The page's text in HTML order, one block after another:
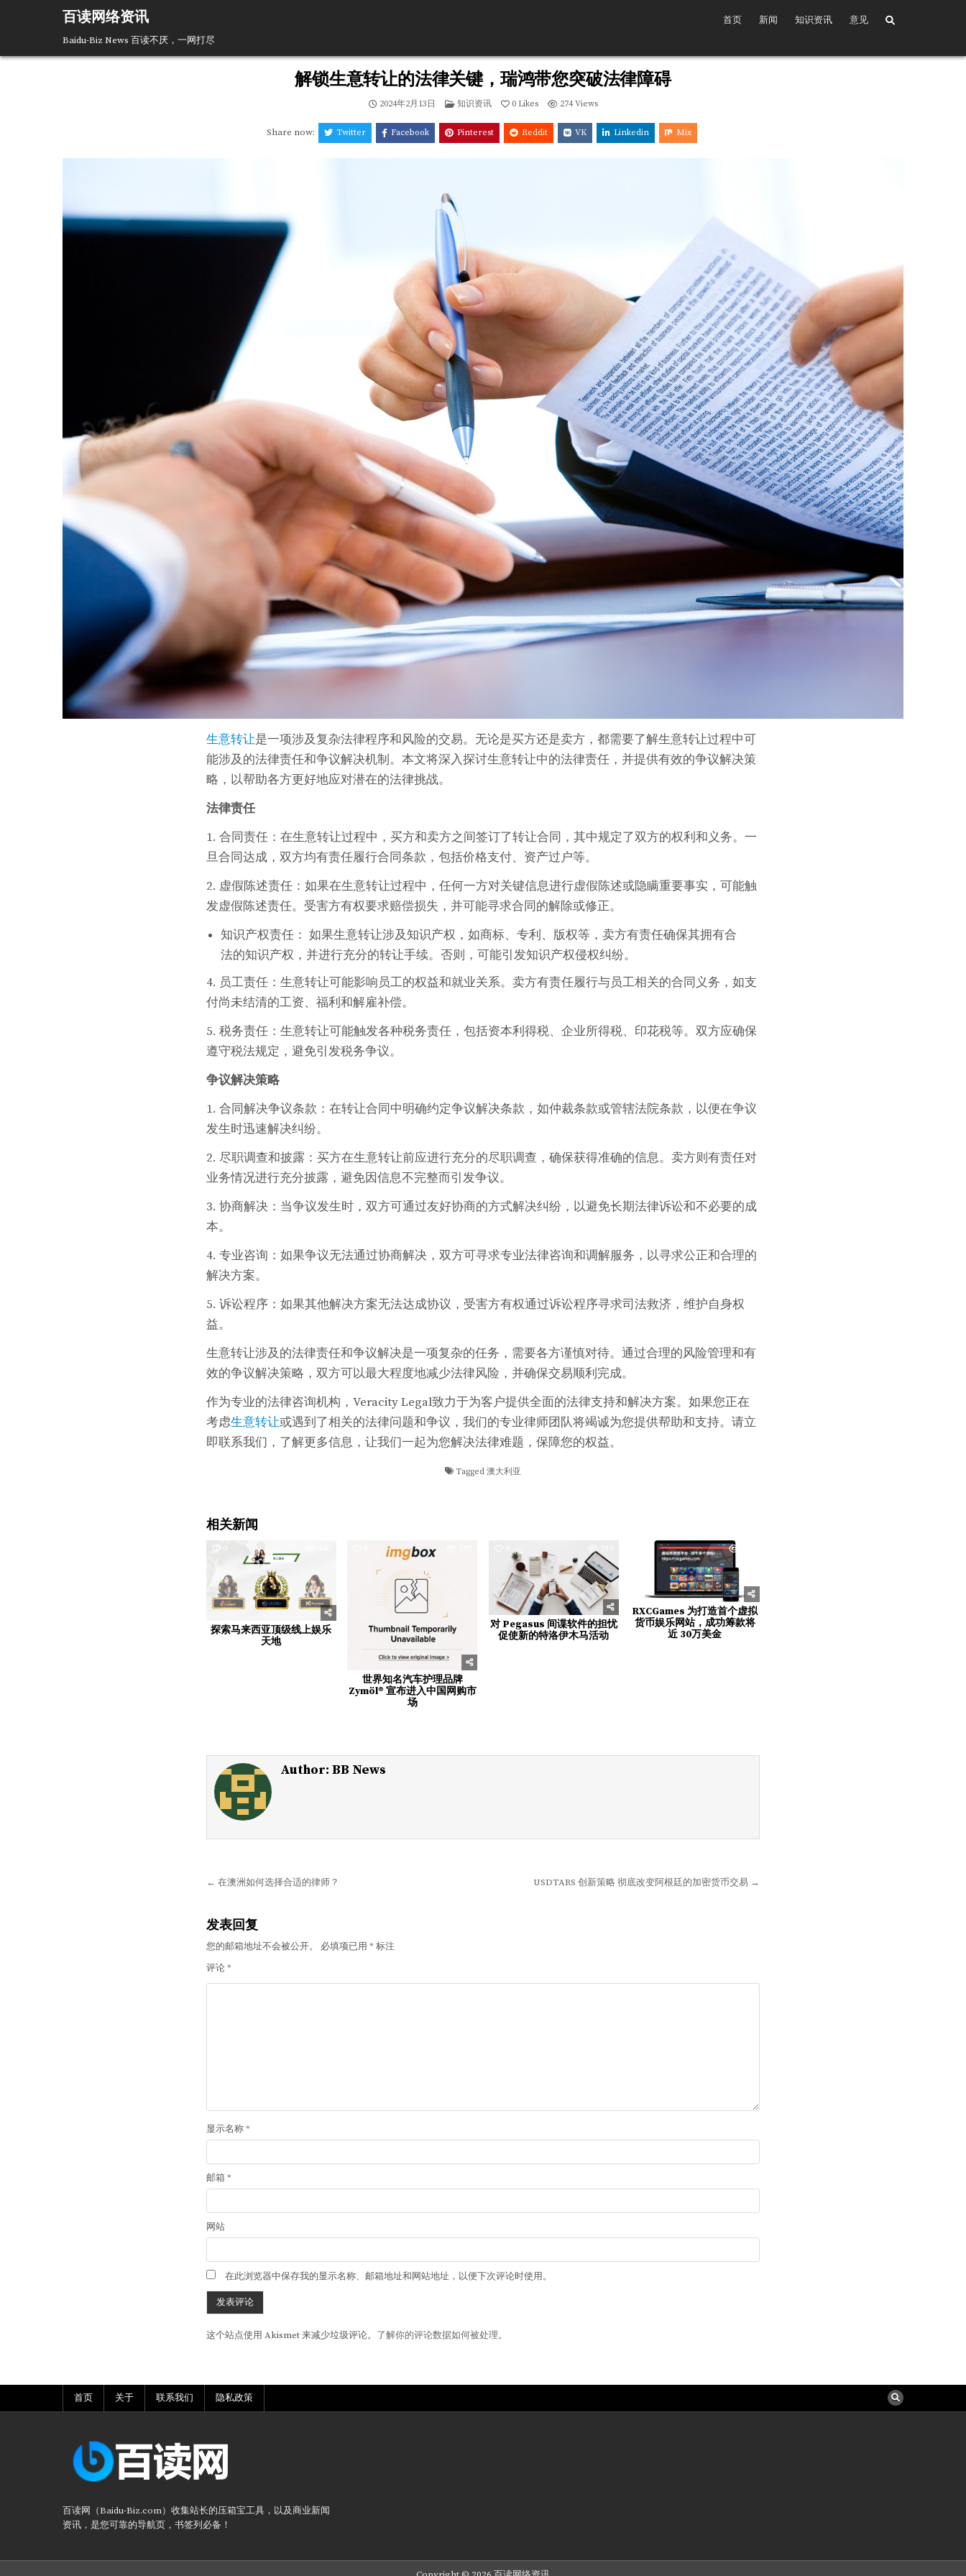
百读网络资讯
Baidu-Biz News 百读不厌，一网打尽
首页 新闻 知识资讯 意见
解锁生意转让的法律关键，瑞鸿带您突破法律障碍
2024年2月13日
Posted
知识资讯 0Likes 274Views
Share now: Twitter Facebook Pinterest Reddit VK Linkedin Mix
生意转让是一项涉及复杂法律程序和风险的交易。无论是买方还是卖方，都需要了解生意转让过程中可
能涉及的法律责任和争议解决机制。本文将深入探讨生意转让中的法律责任，并提供有效的争议解决策
略，以帮助各方更好地应对潜在的法律挑战。
法律责任
1. 合同责任：在生意转让过程中，买方和卖方之间签订了转让合同，其中规定了双方的权利和义务。一
旦合同达成，双方均有责任履行合同条款，包括价格支付、资产过户等。
2. 虚假陈述责任：如果在生意转让过程中，任何一方对关键信息进行虚假陈述或隐瞒重要事实，可能触
发虚假陈述责任。受害方有权要求赔偿损失，并可能寻求合同的解除或修正。
知识产权责任： 如果生意转让涉及知识产权，如商标、专利、版权等，卖方有责任确保其拥有合
法的知识产权，并进行充分的转让手续。否则，可能引发知识产权侵权纠纷。
4. 员工责任：生意转让可能影响员工的权益和就业关系。卖方有责任履行与员工相关的合同义务，如支
付尚未结清的工资、福利和解雇补偿。
5. 税务责任：生意转让可能触发各种税务责任，包括资本利得税、企业所得税、印花税等。双方应确保
遵守税法规定，避免引发税务争议。
争议解决策略
1. 合同解决争议条款：在转让合同中明确约定争议解决条款，如仲裁条款或管辖法院条款，以便在争议
发生时迅速解决纠纷。
2. 尽职调查和披露：买方在生意转让前应进行充分的尽职调查，确保获得准确的信息。卖方则有责任对
业务情况进行充分披露，避免因信息不完整而引发争议。
3. 协商解决：当争议发生时，双方可通过友好协商的方式解决纠纷，以避免长期法律诉讼和不必要的成
本。
4. 专业咨询：如果争议无法通过协商解决，双方可寻求专业法律咨询和调解服务，以寻求公正和合理的
解决方案。
5. 诉讼程序：如果其他解决方案无法达成协议，受害方有权通过诉讼程序寻求司法救济，维护自身权
益。
生意转让涉及的法律责任和争议解决是一项复杂的任务，需要各方谨慎对待。通过合理的风险管理和有
效的争议解决策略，双方可以最大程度地减少法律风险，并确保交易顺利完成。
作为专业的法律咨询机构，Veracity Legal致力于为客户提供全面的法律支持和解决方案。如果您正在
考虑生意转让或遇到了相关的法律问题和争议，我们的专业律师团队将竭诚为您提供帮助和支持。请立
即联系我们，了解更多信息，让我们一起为您解决法律难题，保障您的权益。
Tagged 澳大利亚
相关新闻
0
探索马来西亚顶级线上娱乐
天地
世界知名汽车护理品牌
Zymöl® 宣布进入中国网购市
场
对 Pegasus 间谍软件的担忧
促使新的特洛伊木马活动
RXCGames 为打造首个虚拟
货币娱乐网站，成功筹款将
近 30万美金
Author: BB News
文
导
航
USDTARS 创新策略 彻底改变阿根廷的加密货币交易 →
← 在澳洲如何选择合适的律师？
发表回复
您的邮箱地址不会被公开。 必填项已用 *标注
评论*
显示名称*
邮箱*
网站
在此浏览器中保存我的显示名称、邮箱地址和网站地址，以便下次评论时使用。
这个站点使用 Akismet 来减少垃圾评论。 了解你的评论数据如何被处理。
首页 关于 联系我们 隐私政策
百读网（Baidu-Biz.com）收集站长的压箱宝工具，以及商业新闻
资讯，是您可靠的导航页，书签列必备！